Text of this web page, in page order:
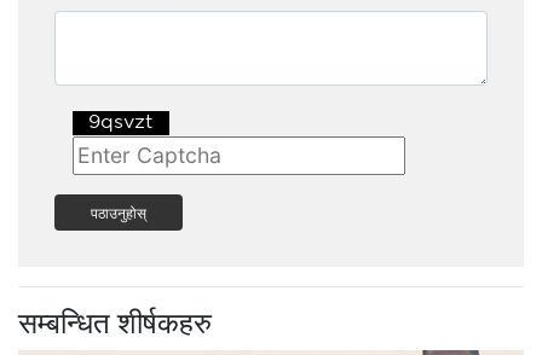
पठाउनुहोस्
सम्बन्धित शीर्षकहरु